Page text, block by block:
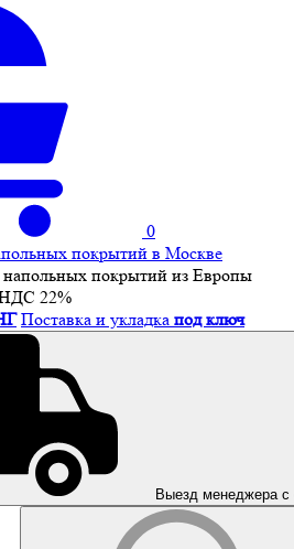
0
покрытий из Европы
22%
Поставка и укладка под ключ
Выезд менеджера с